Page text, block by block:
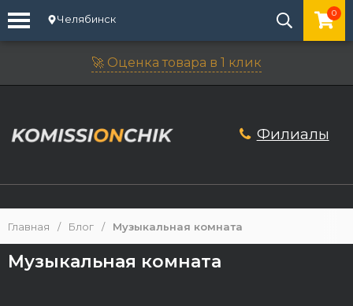
Челябинск 0
🚀 Оценка товара в 1 клик
Филиалы
Главная / Блог / Музыкальная комната
Музыкальная комната